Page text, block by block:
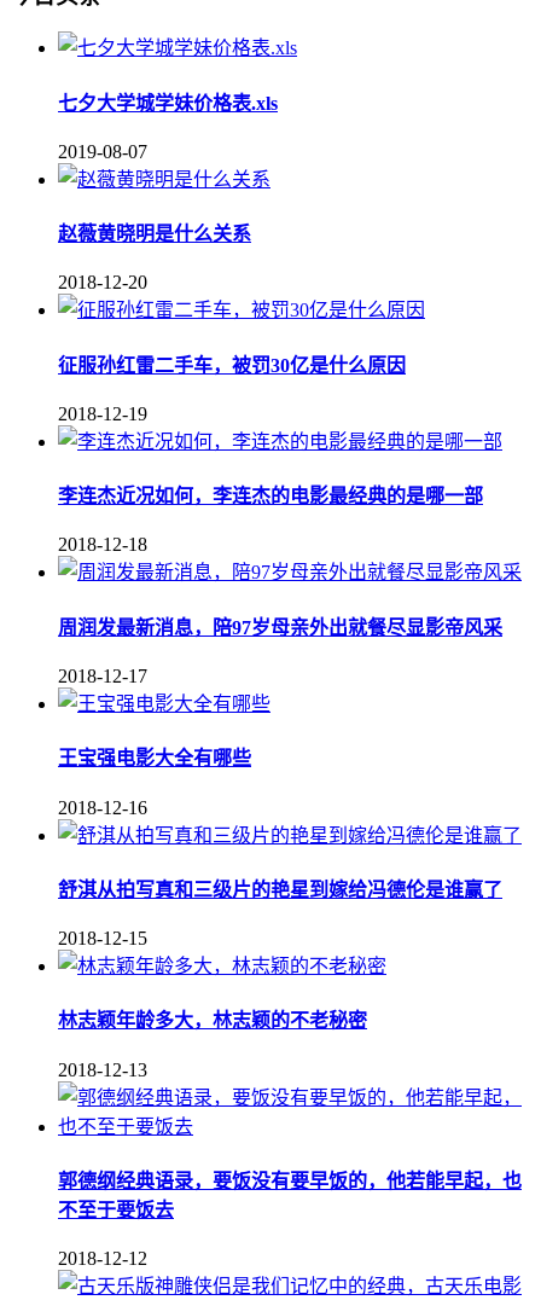
七夕大学城学妹价格表.xls
2019-08-07
赵薇黄晓明是什么关系
2018-12-20
征服孙红雷二手车，被罚30亿是什么原因
2018-12-19
李连杰近况如何，李连杰的电影最经典的是哪一部
2018-12-18
周润发最新消息，陪97岁母亲外出就餐尽显影帝风采
2018-12-17
王宝强电影大全有哪些
2018-12-16
舒淇从拍写真和三级片的艳星到嫁给冯德伦是谁赢了
2018-12-15
林志颖年龄多大，林志颖的不老秘密
2018-12-13
郭德纲经典语录，要饭没有要早饭的，他若能早起，也
不至于要饭去
2018-12-12